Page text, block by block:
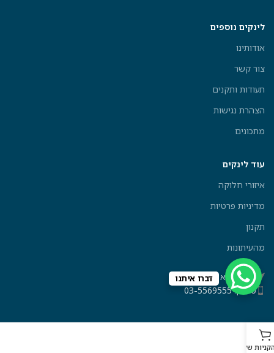
לינקים נוספים
אודותינו
צור קשר
תעודות ותקנים
הצהרת נגישות
מתכונים
עוד לינקים
איזורי חלוקה
מדיניות פרטיות
תקנון
מהעיתונות
בית אלפא 4, תל אביב
טלפון: 03-5569555
דברו איתנו
שלכם